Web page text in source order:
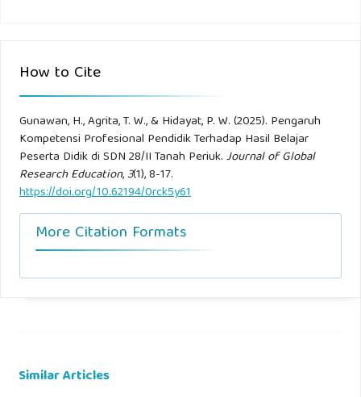
(2023). Pengaruh Kompetensi Profesional Guru Terhadap
https://ojs.ekasakti.org/index.php/UJES
Syarifah Normawati. (2019). Kompetensi Profesional
Pendidik. Jurnal Pendidikan.
Tannady. (2017). Manajemen Personalia dan Sumber Daya
Manusia, Yogyakarta: BPFE.
siswa. Jurnal Yudistira: Publikasi Riset Ilmu Pendidikan Dan
How to Cite
Gunawan, H., Agrita, T. W., & Hidayat, P. W. (2025). Pengaruh
Kompetensi Profesional Pendidik Terhadap Hasil Belajar
Peserta Didik di SDN 28/II Tanah Periuk.Journal of Global
Research Education,3(1), 8-17.
https://doi.org/10.62194/0rck5y61
More Citation Formats
Similar Articles